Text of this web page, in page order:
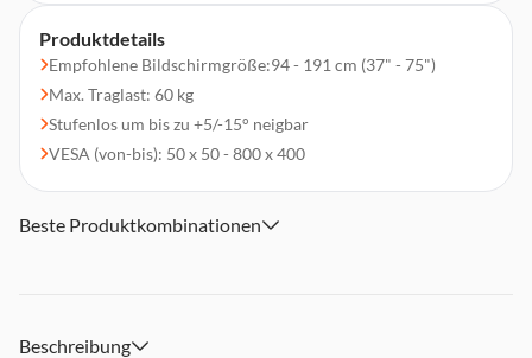
Produktdetails
Empfohlene Bildschirmgröße:94 - 191 cm (37" - 75")
Max. Traglast: 60 kg
Stufenlos um bis zu +5/-15° neigbar
VESA (von-bis): 50 x 50 - 800 x 400
Beste Produktkombinationen
Beschreibung